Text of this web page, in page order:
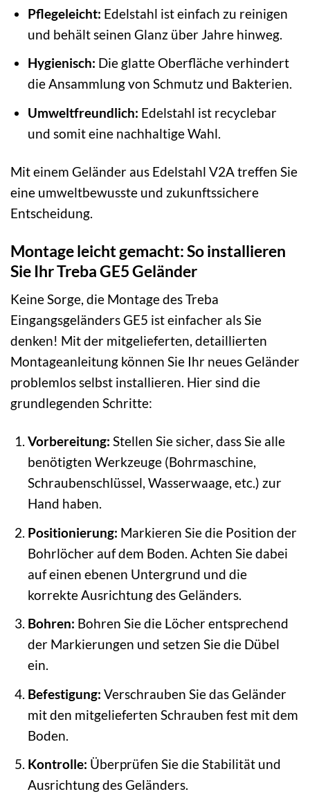
Pflegeleicht: Edelstahl ist einfach zu reinigen
und behält seinen Glanz über Jahre hinweg.
Hygienisch: Die glatte Oberfläche verhindert
die Ansammlung von Schmutz und Bakterien.
Umweltfreundlich: Edelstahl ist recyclebar
und somit eine nachhaltige Wahl.
Mit einem Geländer aus Edelstahl V2A treffen Sie
eine umweltbewusste und zukunftssichere
Entscheidung.
Montage leicht gemacht: So installieren
Sie Ihr Treba GE5 Geländer
Keine Sorge, die Montage des Treba
Eingangsgeländers GE5 ist einfacher als Sie
denken! Mit der mitgelieferten, detaillierten
Montageanleitung können Sie Ihr neues Geländer
problemlos selbst installieren. Hier sind die
grundlegenden Schritte:
Vorbereitung: Stellen Sie sicher, dass Sie alle
benötigten Werkzeuge (Bohrmaschine,
Schraubenschlüssel, Wasserwaage, etc.) zur
Hand haben.
Positionierung: Markieren Sie die Position der
Bohrlöcher auf dem Boden. Achten Sie dabei
auf einen ebenen Untergrund und die
korrekte Ausrichtung des Geländers.
Bohren: Bohren Sie die Löcher entsprechend
der Markierungen und setzen Sie die Dübel
ein.
Befestigung: Verschrauben Sie das Geländer
mit den mitgelieferten Schrauben fest mit dem
Boden.
Kontrolle: Überprüfen Sie die Stabilität und
Ausrichtung des Geländers.